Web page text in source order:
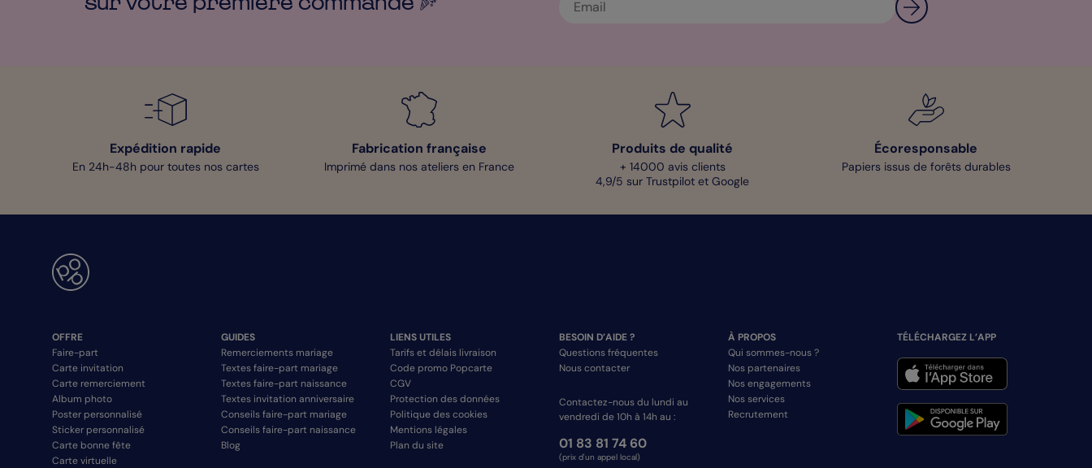
Expédition rapide
En 24h-48h pour toutes nos cartes
Fabrication française
Imprimé dans nos ateliers en France
Produits de qualité
+ 14000 avis clients
4,9/5 sur Trustpilot et Google
Écoresponsable
Papiers issus de forêts durables
OFFRE
Faire-part
Carte invitation
Carte remerciement
Album photo
Poster personnalisé
Sticker personnalisé
Carte bonne fête
Carte virtuelle
GUIDES
Remerciements mariage
Textes faire-part mariage
Textes faire-part naissance
Textes invitation anniversaire
Conseils faire-part mariage
Conseils faire-part naissance
Blog
LIENS UTILES
Tarifs et délais livraison
Code promo Popcarte
CGV
Protection des données
Politique des cookies
Mentions légales
Plan du site
BESOIN D’AIDE ?
Questions fréquentes
Nous contacter
Contactez-nous du lundi au
vendredi de 10h à 14h au :
01 83 81 74 60
(prix d'un appel local)
À PROPOS
Qui sommes-nous ?
Nos partenaires
Nos engagements
Nos services
Recrutement
TÉLÉCHARGEZ L’APP